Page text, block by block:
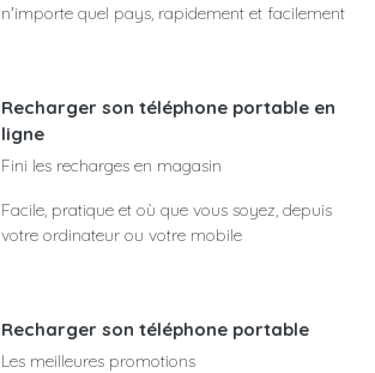
n'importe quel pays, rapidement et facilement
Recharger son téléphone portable en
ligne
Fini les recharges en magasin
Facile, pratique et où que vous soyez, depuis
votre ordinateur ou votre mobile
Recharger son téléphone portable
Les meilleures promotions